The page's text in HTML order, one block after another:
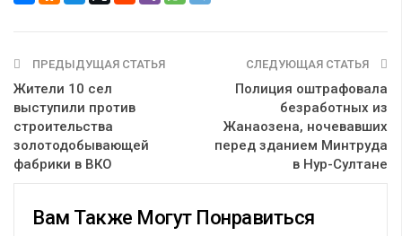
ПРЕДЫДУЩАЯ СТАТЬЯ
Жители 10 сел
выступили против
строительства
золотодобывающей
фабрики в ВКО
СЛЕДУЮЩАЯ СТАТЬЯ
Полиция оштрафовала
безработных из
Жанаозена, ночевавших
перед зданием Минтруда
в Нур-Султане
Вам Также Могут Понравиться